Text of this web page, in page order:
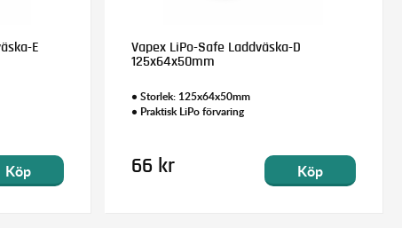
E
Köp
Vapex LiPo-Safe Laddväska-D
125x64x50mm
• Storlek: 125x64x50mm
• Praktisk LiPo förvaring
66 kr Köp